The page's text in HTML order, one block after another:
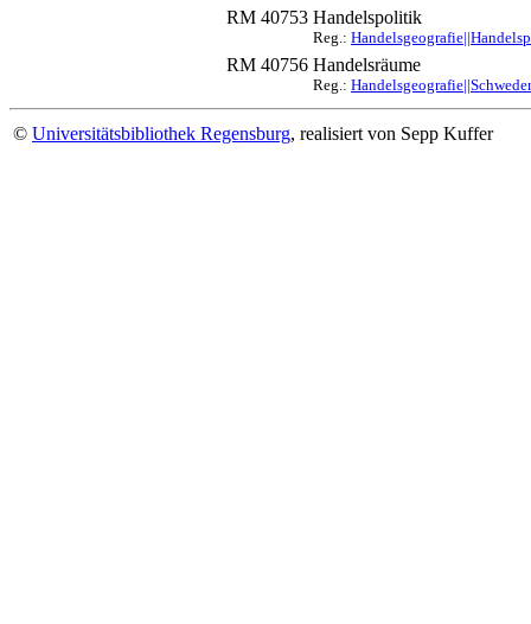
RM 40753 Handelspolitik
Reg.:
RM 40756 Handelsräume
Reg.:
© Universitätsbibliothek Regensburg, realisiert von Sepp Kuffer